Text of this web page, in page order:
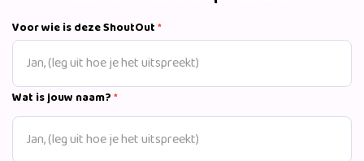
Probeer ik het beste uit mezelf te halen en te meten met de
beste. Met als doel uiteindeljk die medaille op de
Voor wie is deze ShoutOut*
Wat is jouw naam?*